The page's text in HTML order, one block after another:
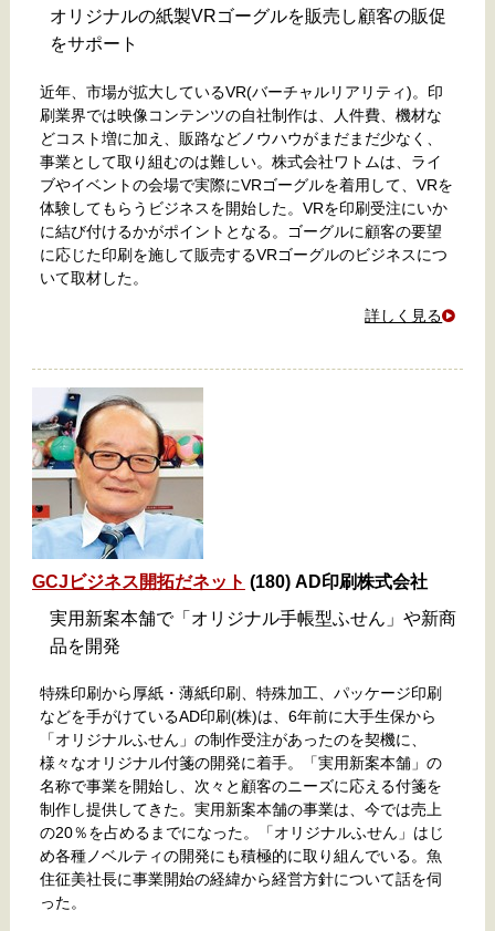
オリジナルの紙製VRゴーグルを販売し顧客の販促
をサポート
近年、市場が拡大しているVR(バーチャルリアリティ)。印
刷業界では映像コンテンツの自社制作は、人件費、機材な
どコスト増に加え、販路などノウハウがまだまだ少なく、
事業として取り組むのは難しい。株式会社ワトムは、ライ
ブやイベントの会場で実際にVRゴーグルを着用して、VRを
体験してもらうビジネスを開始した。VRを印刷受注にいか
に結び付けるかがポイントとなる。ゴーグルに顧客の要望
に応じた印刷を施して販売するVRゴーグルのビジネスにつ
いて取材した。
詳しく見る
GCJビジネス開拓だネット (180) AD印刷株式会社
実用新案本舗で「オリジナル手帳型ふせん」や新商
品を開発
特殊印刷から厚紙・薄紙印刷、特殊加工、パッケージ印刷
などを手がけているAD印刷(株)は、6年前に大手生保から
「オリジナルふせん」の制作受注があったのを契機に、
様々なオリジナル付箋の開発に着手。「実用新案本舗」の
名称で事業を開始し、次々と顧客のニーズに応える付箋を
制作し提供してきた。実用新案本舗の事業は、今では売上
の20％を占めるまでになった。「オリジナルふせん」はじ
め各種ノベルティの開発にも積極的に取り組んでいる。魚
住征美社長に事業開始の経緯から経営方針について話を伺
った。